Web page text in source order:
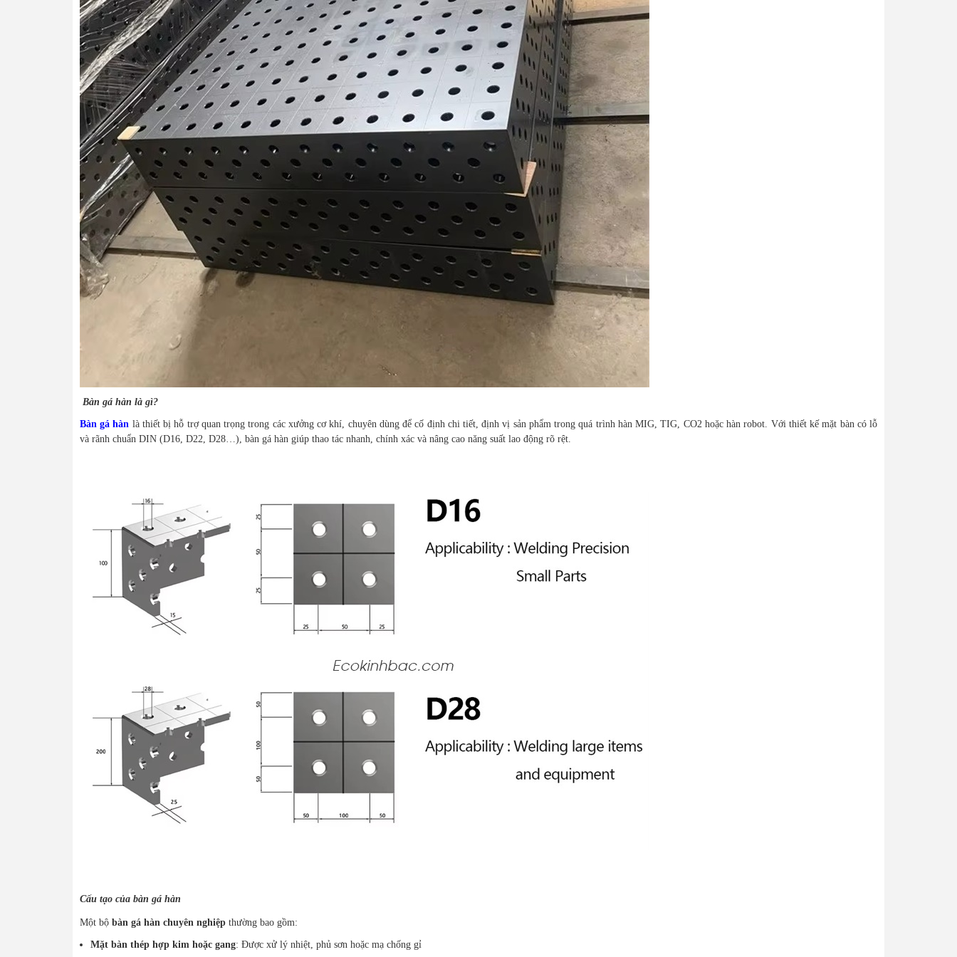
Bàn gá hàn là gì?
Bàn gá hàn là thiết bị hỗ trợ quan trọng trong các xưởng cơ khí, chuyên dùng để cố định chi tiết, định vị sản phẩm trong quá trình hàn MIG, TIG, CO2 hoặc hàn robot. Với thiết kế mặt bàn có lỗ
và rãnh chuẩn DIN (D16, D22, D28…), bàn gá hàn giúp thao tác nhanh, chính xác và nâng cao năng suất lao động rõ rệt.
Cấu tạo của bàn gá hàn
Một bộ bàn gá hàn chuyên nghiệp thường bao gồm:
Mặt bàn thép hợp kim hoặc gang: Được xử lý nhiệt, phủ sơn hoặc mạ chống gỉ